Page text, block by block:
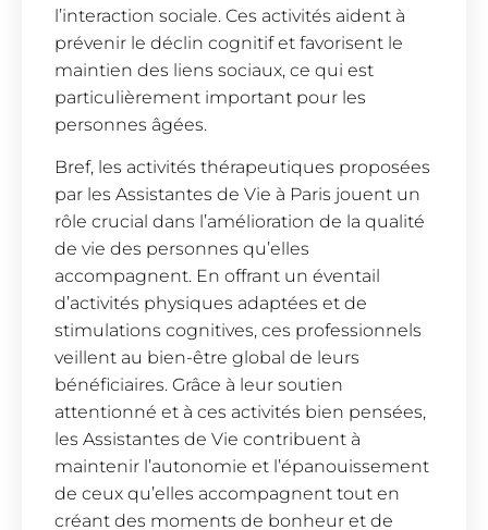
l’interaction sociale. Ces activités aident à
prévenir le déclin cognitif et favorisent le
maintien des liens sociaux, ce qui est
particulièrement important pour les
personnes âgées.
Bref, les activités thérapeutiques proposées
par les Assistantes de Vie à Paris jouent un
rôle crucial dans l’amélioration de la qualité
de vie des personnes qu’elles
accompagnent. En offrant un éventail
d’activités physiques adaptées et de
stimulations cognitives, ces professionnels
veillent au bien-être global de leurs
bénéficiaires. Grâce à leur soutien
attentionné et à ces activités bien pensées,
les Assistantes de Vie contribuent à
maintenir l’autonomie et l’épanouissement
de ceux qu’elles accompagnent tout en
créant des moments de bonheur et de